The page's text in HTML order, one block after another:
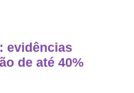
evidências
de até 40%